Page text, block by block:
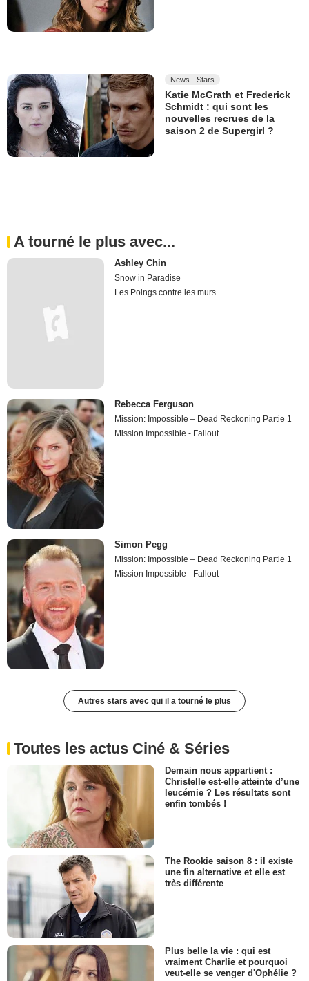
News - Stars
Katie McGrath et Frederick
Schmidt : qui sont les
nouvelles recrues de la
saison 2 de Supergirl ?
A tourné le plus avec...
Ashley Chin
Snow in Paradise
Les Poings contre les murs
Rebecca Ferguson
Mission: Impossible – Dead Reckoning Partie 1
Mission Impossible - Fallout
Simon Pegg
Mission: Impossible – Dead Reckoning Partie 1
Mission Impossible - Fallout
Autres stars avec qui il a tourné le plus
Toutes les actus Ciné & Séries
Demain nous appartient :
Christelle est-elle atteinte d’une
leucémie ? Les résultats sont
enfin tombés !
The Rookie saison 8 : il existe
une fin alternative et elle est
très différente
Plus belle la vie : qui est
vraiment Charlie et pourquoi
veut-elle se venger d'Ophélie ?